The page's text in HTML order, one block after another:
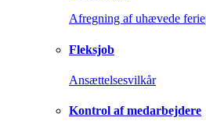
Afregning af uhævede
Fleksjob
Ansættelsesvilkår
Kontrol af medarbejdere